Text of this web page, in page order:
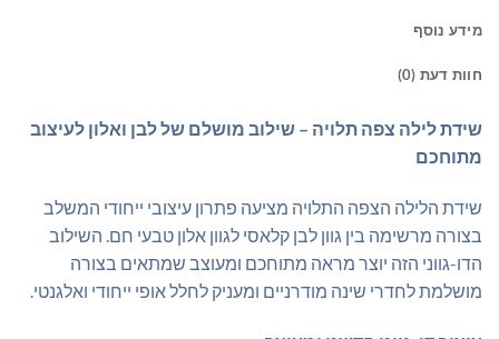
מידע נוסף
חוות דעת (0)
שידת לילה צפה תלויה – שילוב מושלם של לבן ואלון לעיצוב
מתוחכם
שידת הלילה הצפה התלויה מציעה פתרון עיצובי ייחודי המשלב
בצורה מרשימה בין גוון לבן קלאסי לגוון אלון טבעי חם. השילוב
הדו-גווני הזה יוצר מראה מתוחכם ומעוצב שמתאים בצורה
מושלמת לחדרי שינה מודרניים ומעניק לחלל אופי ייחודי ואלגנטי.